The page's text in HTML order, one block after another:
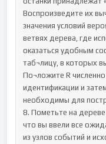
Воспроизведите их
значения условий
ветвях дерева, где
оказаться удобным
таб¬лицу, в которых
По¬ложите R
идентификации и
необходимы для
8. Пометьте на
что вы ввели все
из узлов событий и